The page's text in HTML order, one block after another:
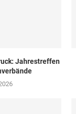
Jahrestreffen